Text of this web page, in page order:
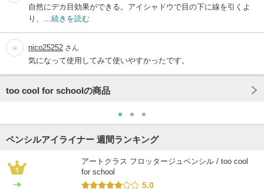
自然にデカ目効果ができる。アイシャドウで目の下に線を引くよ
り、… 続きを読む
nico25252 さん
気になって使用してみて使いやすかったです。
too cool for schoolの商品
ペンシルアイライナー 週間ランキング
アートクラス フロッタージュペンシル / too cool
for school
5.0